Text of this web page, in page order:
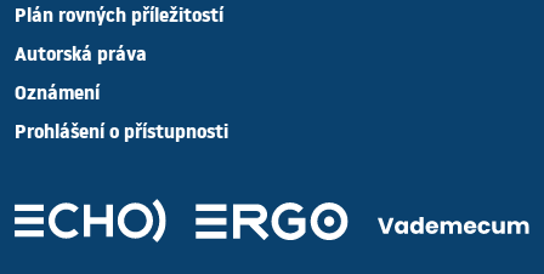
Plán rovných příležitostí
Autorská práva
Oznámení
Prohlášení o přístupnosti